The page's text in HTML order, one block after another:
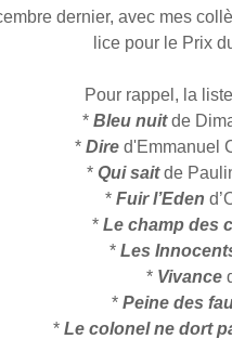
dernier, avec mes
lice pour le Prix
Pour rappel, la
* Bleu nuitde
* Dire d'Emmanuel
* Qui saitde
* Fuir l’Eden
* Le champ des
* Les
* Vivance
* Peine des
* Le colonel ne dort